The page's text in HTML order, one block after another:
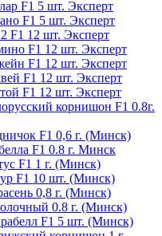
F1 5 шт. Эксперт
F1 5 шт. Эксперт
F1 12 шт. Эксперт
F1 12 шт. Эксперт
F1 12 шт. Эксперт
F1 12 шт. Эксперт
F1 12 шт. Эксперт
корнишон F1 0.8г.
F1 0,6 г. (Минск)
F1 0.8 г. Минск
F1 1 г. (Минск)
F1 10 шт. (Минск)
0,8 г. (Минск)
0.8 г. (Минск)
F1 5 шт. (Минск)